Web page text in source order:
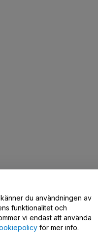
du användningen av
funktionalitet och
vi endast att använda
för mer info.